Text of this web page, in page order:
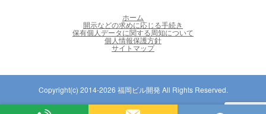
ホーム
開示などの求めに応じる手続き
保有個人データに関する周知について
個人情報保護方針
サイトマップ
Copyright(c) 2014-2026 福岡ビル開発 All Rights Reserved.